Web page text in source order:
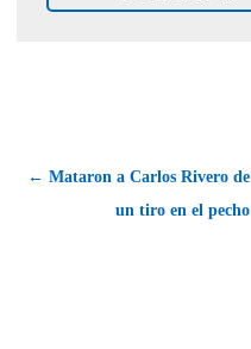
← Mataron a Carlos Rivero de
un tiro en el pecho